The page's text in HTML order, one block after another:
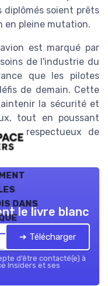
diplômés soient prêts
en pleine mutation.
est marqué par
de l'industrie du
que les pilotes
de demain. Cette
la sécurité et
tout en poussant
et respectueux de
dans
2026
le livre blanc
➔ Télécharger
d’être contacté(e) à
Insiders et ses